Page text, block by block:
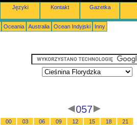
Języki Kontakt Gazetka
Oceania Australia Ocean Indyjski Inny
057
00 03 06 09 12 15 18
21